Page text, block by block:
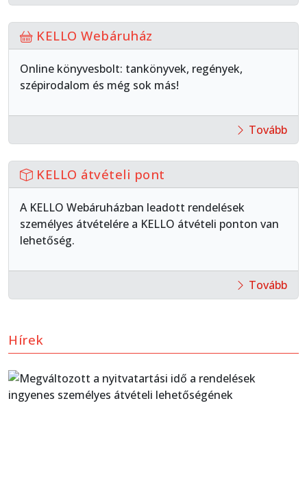
KELLO Webáruház
Online könyvesbolt: tankönyvek, regények,
szépirodalom és még sok más!
Tovább
KELLO átvételi pont
A KELLO Webáruházban leadott rendelések
személyes átvételére a KELLO átvételi ponton van
lehetőség.
Tovább
Hírek